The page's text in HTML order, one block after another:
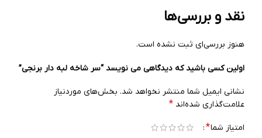
نقد و بررسی‌ها
هنوز بررسی‌ای ثبت نشده است.
اولین کسی باشید که دیدگاهی می نویسد “سر شاخه لبه دار برنجی”
نشانی ایمیل شما منتشر نخواهد شد. بخش‌های موردنیاز
علامت‌گذاری شده‌اند *
امتیاز شما*